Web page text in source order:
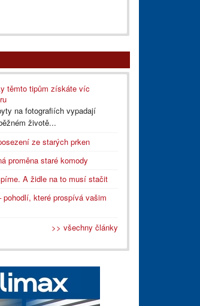
těmto tipům získáte víc
na fotografiích vypadají
životě...
ze starých prken
proměna staré komody
A židle na to musí stačit
pohodlí, které prospívá vašim
>> všechny články